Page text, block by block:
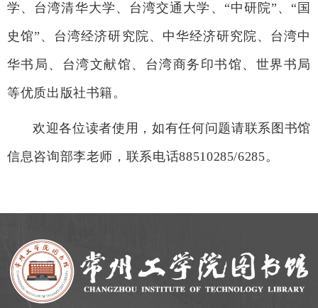
学、台湾清华大学、台湾交通大学、“中研院”、“国
史馆”、台湾经济研究院、中华经济研究院、台湾中
华书局、台湾文献馆、台湾商务印书馆、世界书局
等优质出版社书籍。
欢迎各位读者使用，如有任何问题请联系图书馆
信息咨询部李老师，联系电话88510285/6285。